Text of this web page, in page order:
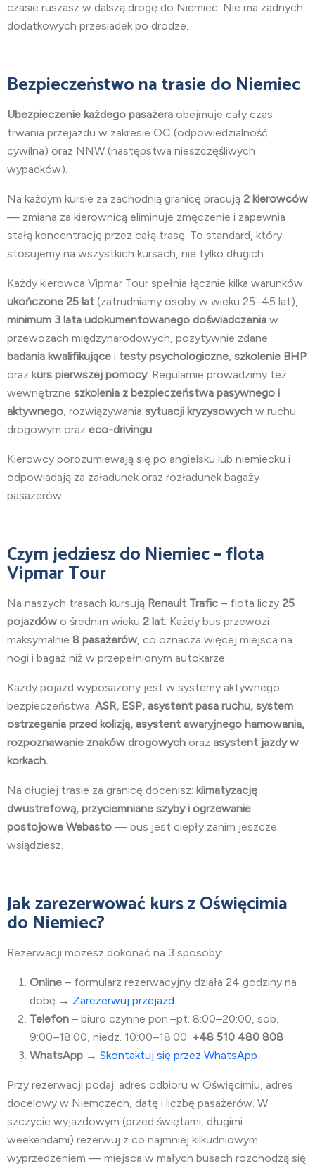
czasie ruszasz w dalszą drogę do Niemiec. Nie ma żadnych
dodatkowych przesiadek po drodze.
Bezpieczeństwo na trasie do Niemiec
Ubezpieczenie każdego pasażera obejmuje cały czas
trwania przejazdu w zakresie OC (odpowiedzialność
cywilna) oraz NNW (następstwa nieszczęśliwych
wypadków).
Na każdym kursie za zachodnią granicę pracują 2 kierowców
— zmiana za kierownicą eliminuje zmęczenie i zapewnia
stałą koncentrację przez całą trasę. To standard, który
stosujemy na wszystkich kursach, nie tylko długich.
Każdy kierowca Vipmar Tour spełnia łącznie kilka warunków:
ukończone 25 lat (zatrudniamy osoby w wieku 25–45 lat),
minimum 3 lata udokumentowanego doświadczenia w
przewozach międzynarodowych, pozytywnie zdane
badania kwalifikujące i testy psychologiczne, szkolenie BHP
oraz kurs pierwszej pomocy. Regularnie prowadzimy też
wewnętrzne szkolenia z bezpieczeństwa pasywnego i
aktywnego, rozwiązywania sytuacji kryzysowych w ruchu
drogowym oraz eco-drivingu.
Kierowcy porozumiewają się po angielsku lub niemiecku i
odpowiadają za załadunek oraz rozładunek bagaży
pasażerów.
Czym jedziesz do Niemiec – flota
Vipmar Tour
Na naszych trasach kursują Renault Trafic – flota liczy 25
pojazdów o średnim wieku 2 lat. Każdy bus przewozi
maksymalnie 8 pasażerów, co oznacza więcej miejsca na
nogi i bagaż niż w przepełnionym autokarze.
Każdy pojazd wyposażony jest w systemy aktywnego
bezpieczeństwa: ASR, ESP, asystent pasa ruchu, system
ostrzegania przed kolizją, asystent awaryjnego hamowania,
rozpoznawanie znaków drogowych oraz asystent jazdy w
korkach.
Na długiej trasie za granicę docenisz: klimatyzację
dwustrefową, przyciemniane szyby i ogrzewanie
postojowe Webasto — bus jest ciepły zanim jeszcze
wsiądziesz.
Jak zarezerwować kurs z Oświęcimia
do Niemiec?
Rezerwacji możesz dokonać na 3 sposoby:
Online – formularz rezerwacyjny działa 24 godziny na
dobę → Zarezerwuj przejazd
Telefon – biuro czynne pon.–pt. 8:00–20:00, sob.
9:00–18:00, niedz. 10:00–18:00: +48 510 480 808
WhatsApp → Skontaktuj się przez WhatsApp
Przy rezerwacji podaj: adres odbioru w Oświęcimiu, adres
docelowy w Niemczech, datę i liczbę pasażerów. W
szczycie wyjazdowym (przed świętami, długimi
weekendami) rezerwuj z co najmniej kilkudniowym
wyprzedzeniem — miejsca w małych busach rozchodzą się